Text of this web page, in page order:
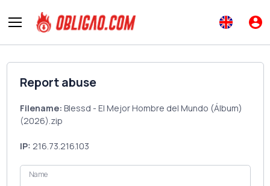
Report abuse
Filename: Blessd - El Mejor Hombre del Mundo (Álbum)
(2026).zip
IP: 216.73.216.103
Name